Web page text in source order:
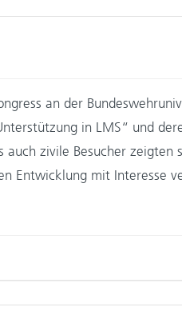
an der
in LMS“ und
zivile Besucher zeigten
Entwicklung mit Interesse